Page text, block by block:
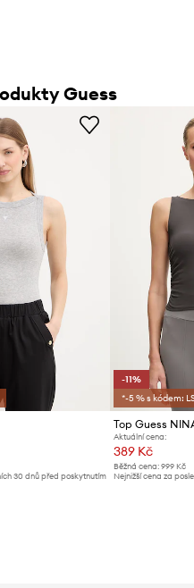
Guess
30 dnů před poskytnutím
-11%
*-5 % s kódem:
Top Guess
Aktuální cena:
389 Kč
Běžná cena:999 Kč
Nejnižší cena za